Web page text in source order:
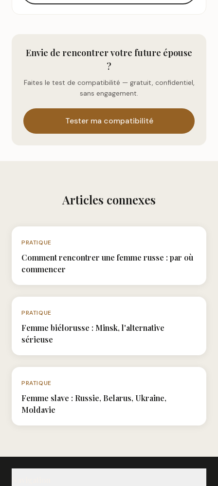
Envie de rencontrer votre future épouse
?
Faites le test de compatibilité — gratuit, confidentiel,
sans engagement.
Tester ma compatibilité
Articles connexes
PRATIQUE
Comment rencontrer une femme russe : par où
commencer
PRATIQUE
Femme biélorusse : Minsk, l'alternative
sérieuse
PRATIQUE
Femme slave : Russie, Belarus, Ukraine,
Moldavie